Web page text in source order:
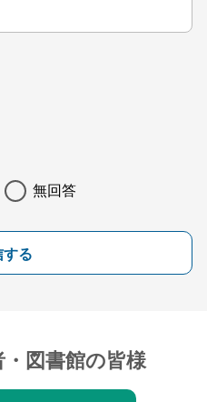
無回答
する
図書館の皆様